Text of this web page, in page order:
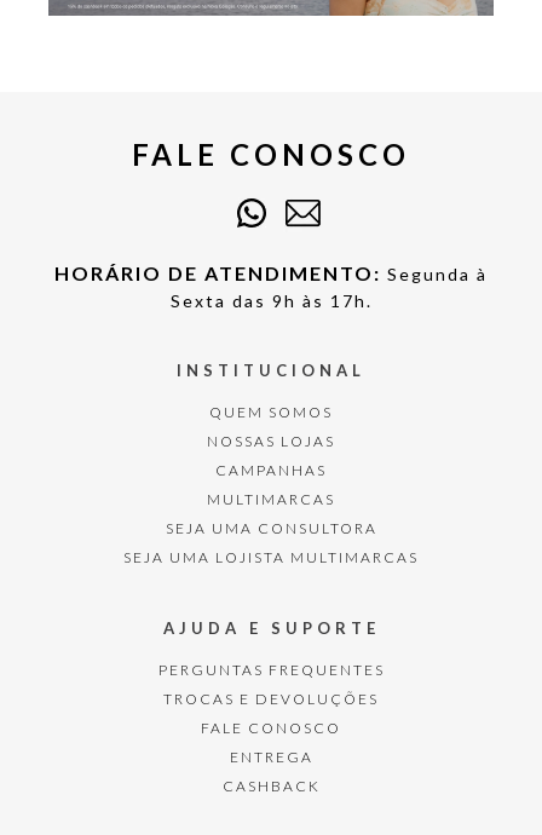
FALE CONOSCO
HORÁRIO DE ATENDIMENTO: Segunda à
Sexta das 9h às 17h.
INSTITUCIONAL
QUEM SOMOS
NOSSAS LOJAS
CAMPANHAS
MULTIMARCAS
SEJA UMA CONSULTORA
SEJA UMA LOJISTA MULTIMARCAS
AJUDA E SUPORTE
PERGUNTAS FREQUENTES
TROCAS E DEVOLUÇÕES
FALE CONOSCO
ENTREGA
CASHBACK